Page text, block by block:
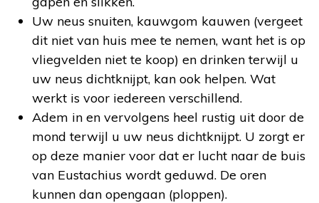
Uw neus snuiten, kauwgom kauwen (vergeet
dit niet van huis mee te nemen, want het is op
vliegvelden niet te koop) en drinken terwijl u
uw neus dichtknijpt, kan ook helpen. Wat
werkt is voor iedereen verschillend.
Adem in en vervolgens heel rustig uit door de
mond terwijl u uw neus dichtknijpt. U zorgt er
op deze manier voor dat er lucht naar de buis
van Eustachius wordt geduwd. De oren
kunnen dan opengaan (ploppen).